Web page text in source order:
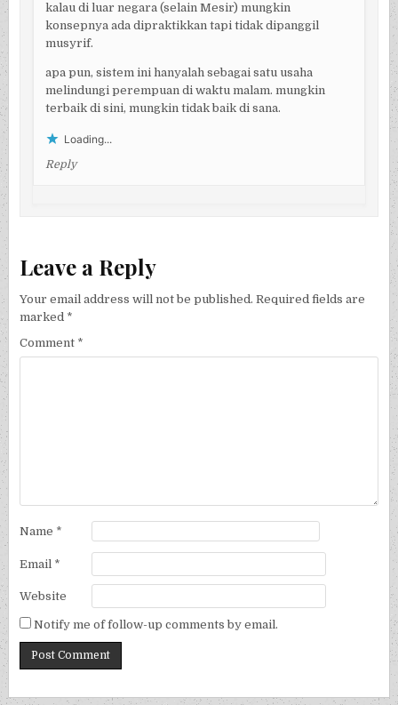
kalau di luar negara (selain Mesir) mungkin
konsepnya ada dipraktikkan tapi tidak dipanggil
musyrif.
apa pun, sistem ini hanyalah sebagai satu usaha
melindungi perempuan di waktu malam. mungkin
terbaik di sini, mungkin tidak baik di sana.
Loading...
Reply
Leave a Reply
Your email address will not be published. Required fields are
marked *
Comment *
Name *
Email *
Website
Notify me of follow-up comments by email.